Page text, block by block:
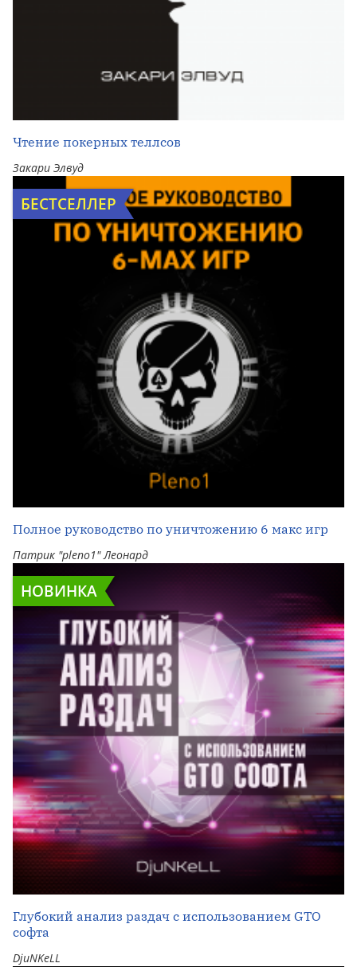
Чтение покерных теллсов
Закари Элвуд
Полное руководство по уничтожению 6 макс игр
Патрик "pleno1" Леонард
БЕСТСЕЛЛЕР
Глубокий анализ раздач с использованием GTO
софта
DjuNKeLL
НОВИНКА